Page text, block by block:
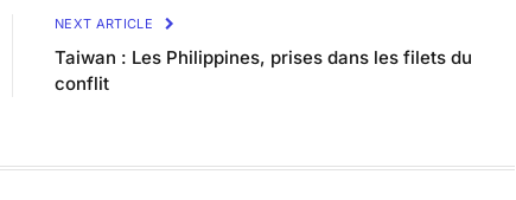
NEXT ARTICLE
Taiwan : Les Philippines, prises dans les filets du
conflit